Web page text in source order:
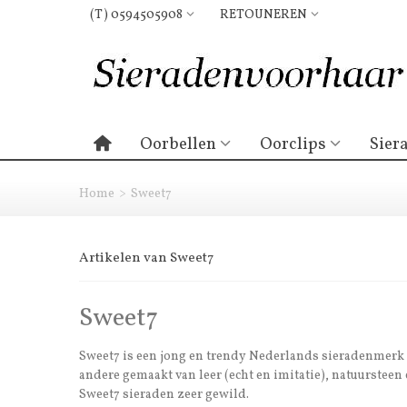
(T) 0594505908 RETOUNEREN
Oorbellen Oorclips
Home > Sweet7
Artikelen van Sweet7
Sweet7
Sweet7 is een jong en trendy Nederlands
andere gemaakt van leer (echt en imitatie),
Sweet7 sieraden zeer gewild.